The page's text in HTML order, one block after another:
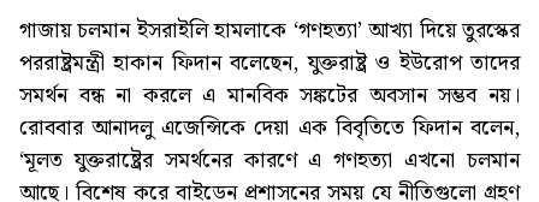
গাজায় চলমান ইসরাইলি হামলাকে ‘গণহত্যা’ আখ্যা দিয়ে তুরস্কের
পররাষ্ট্রমন্ত্রী হাকান ফিদান বলেছেন, যুক্তরাষ্ট্র ও ইউরোপ তাদের
সমর্থন বন্ধ না করলে এ মানবিক সঙ্কটের অবসান সম্ভব নয়।
রোববার আনাদলু এজেন্সিকে দেয়া এক বিবৃতিতে ফিদান বলেন,
‘মূলত যুক্তরাষ্ট্রের সমর্থনের কারণে এ গণহত্যা এখনো চলমান
আছে। বিশেষ করে বাইডেন প্রশাসনের সময় যে নীতিগুলো গ্রহণ